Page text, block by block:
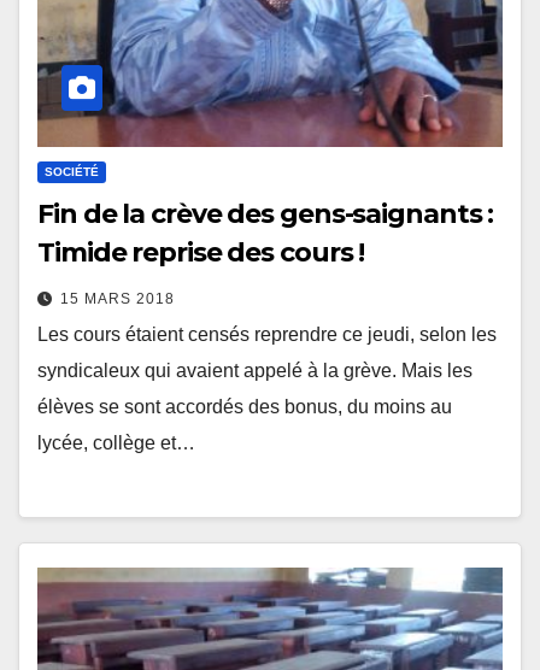
SOCIÉTÉ
Fin de la crève des gens-saignants :
Timide reprise des cours !
15 MARS 2018
Les cours étaient censés reprendre ce jeudi, selon les
syndicaleux qui avaient appelé à la grève. Mais les
élèves se sont accordés des bonus, du moins au
lycée, collège et…